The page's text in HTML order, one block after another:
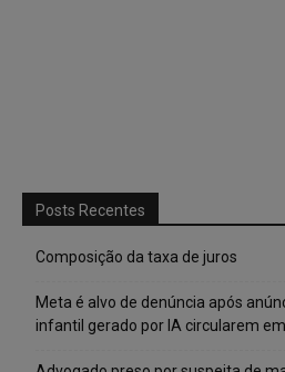
Posts Recentes
Composição da taxa de juros
Meta é alvo de denúncia após
infantil gerado por IA circularem